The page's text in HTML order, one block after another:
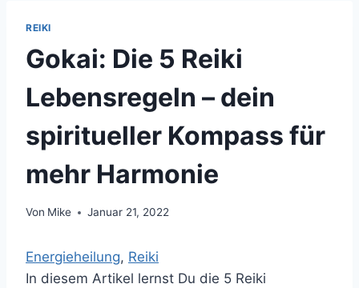
REIKI
Gokai: Die 5 Reiki
Lebensregeln – dein
spiritueller Kompass für
mehr Harmonie
Von Mike Januar 21, 2022
Energieheilung, Reiki
In diesem Artikel lernst Du die 5 Reiki